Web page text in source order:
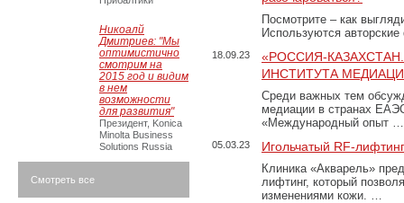
Посмотрите – как
Используются
18.09.23
«РОССИЯ-
ИНСТИТУТА
Среди важных тем
медиации в странах
«Международный опыт …
05.03.23 Игольчатый RF-
Клиника «Акварель»
лифтинг, который
изменениями кожи. …
Никоалй
Дмитриев: "Мы
оптимистично
смотрим на
2015 год и видим
в нем
возможности
для развития"
Президент, Konica
Minolta Business
Solutions Russia
Смотреть все